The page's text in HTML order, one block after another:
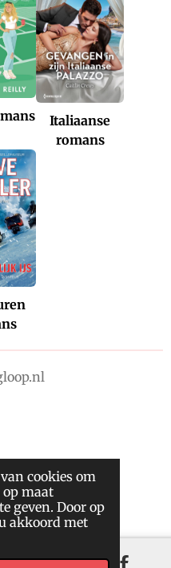
cookies om
maat
geven. Door op
akkoord met
Italiaanse
romans